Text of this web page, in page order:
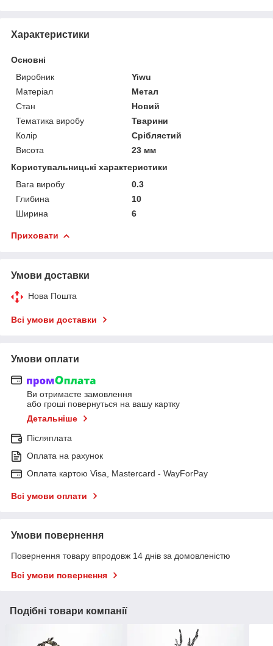
Характеристики
Основні
Виробник
Yiwu
Матеріал
Метал
Стан
Новий
Тематика виробу
Тварини
Колір
Сріблястий
Висота
23 мм
Користувальницькі характеристики
Вага виробу
0.3
Глибина
10
Ширина
6
Приховати
Умови доставки
Нова Пошта
Всі умови доставки
Умови оплати
Ви отримаєте замовлення
або гроші повернуться на вашу картку
Детальніше
Післяплата
Оплата на рахунок
Оплата картою Visa, Mastercard - WayForPay
Всі умови оплати
Умови повернення
Повернення товару впродовж 14 днів за домовленістю
Всі умови повернення
Подібні товари компанії